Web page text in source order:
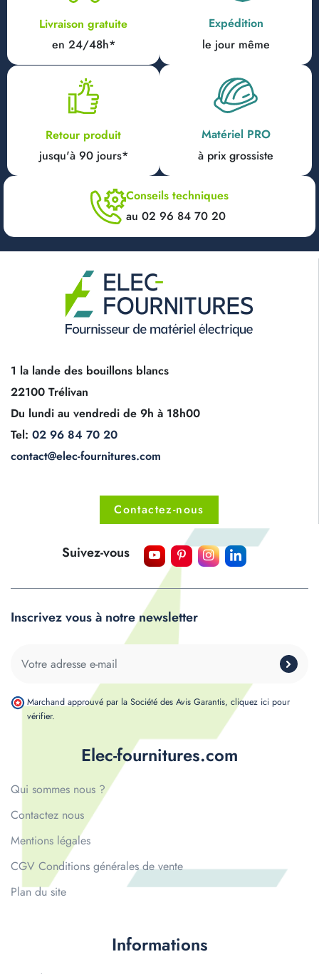
Livraison gratuite
en 24/48h*
Expédition
le jour même
Retour produit
jusqu'à 90 jours*
Matériel PRO
à prix grossiste
Conseils techniques
au 02 96 84 70 20
1 la lande des bouillons blancs
22100 Trélivan
Du lundi au vendredi de 9h à 18h00
Tel: 02 96 84 70 20
contact@elec-fournitures.com
Contactez-nous
Elec-fournitures.com
Qui sommes nous ?
Contactez nous
Mentions légales
CGV Conditions générales de vente
Plan du site
Informations
Suivez-vous
Inscrivez vous à notre newsletter
Marchand approuvé par la Société des Avis Garantis, cliquez ici pour
vérifier.